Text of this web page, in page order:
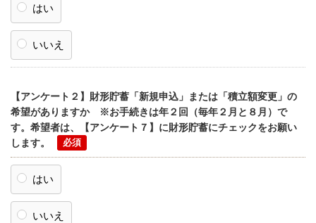
はい
いいえ
【アンケート２】財形貯蓄「新規申込」または「積立額変更」の
希望がありますか ※お手続きは年２回（毎年２月と８月）で
す。希望者は、【アンケート７】に財形貯蓄にチェックをお願い
します。
はい
いいえ